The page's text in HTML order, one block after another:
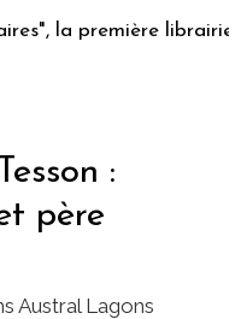
première librairie du
:
père
Austral Lagons